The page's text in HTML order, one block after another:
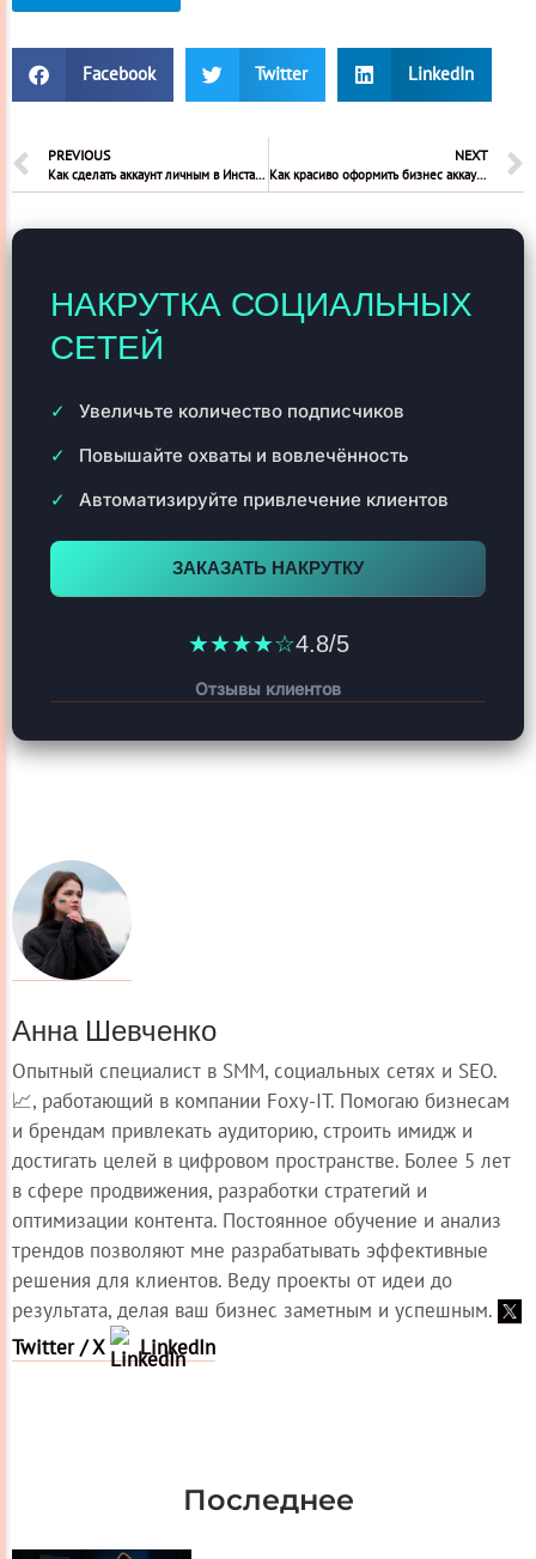
Facebook Twitter LinkedIn
PREVIOUS
Как сделать аккаунт личным в Инстаграм закрытым
NEXT
Как красиво оформить бизнес аккаунт в инстаграм
НАКРУТКА СОЦИАЛЬНЫХ
СЕТЕЙ
Увеличьте количество подписчиков
Повышайте охваты и вовлечённость
Автоматизируйте привлечение клиентов
ЗАКАЗАТЬ НАКРУТКУ
★★★★☆4.8/5
Отзывы клиентов
Анна Шевченко
Опытный специалист в SMM, социальных сетях и SEO.
📈, работающий в компании Foxy-IT. Помогаю бизнесам
и брендам привлекать аудиторию, строить имидж и
достигать целей в цифровом пространстве. Более 5 лет
в сфере продвижения, разработки стратегий и
оптимизации контента. Постоянное обучение и анализ
трендов позволяют мне разрабатывать эффективные
решения для клиентов. Веду проекты от идеи до
результата, делая ваш бизнес заметным и успешным.
Twitter / X
LinkedIn
Последнее